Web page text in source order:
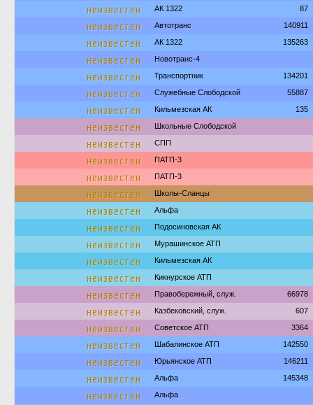
неизвестен АК 1322 87
неизвестен Автотранс 140911
неизвестен АК 1322 135263
неизвестен Новотранс-4
неизвестен Транспортник 134201
неизвестен Служебные Слободской 55887
неизвестен Кильмезская АК 135
неизвестен Школьные Слободской
неизвестен СПП
неизвестен ПАТП-3
неизвестен ПАТП-3
неизвестен Школы-Сланцы
неизвестен Альфа
неизвестен Подосиновская АК
неизвестен Мурашинское АТП
неизвестен Кильмезская АК
неизвестен Кикнурское АТП
неизвестен Правобережный, служ. 66978
неизвестен Казбековский, служ. 607
неизвестен Советское АТП 3364
неизвестен Шабалинское АТП 142550
неизвестен Юрьянское АТП 146211
неизвестен Альфа 145348
неизвестен Альфа